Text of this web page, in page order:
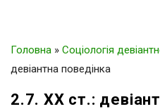
Головна » Соціологія
девіантна поведінка
2.7. XX ст.: